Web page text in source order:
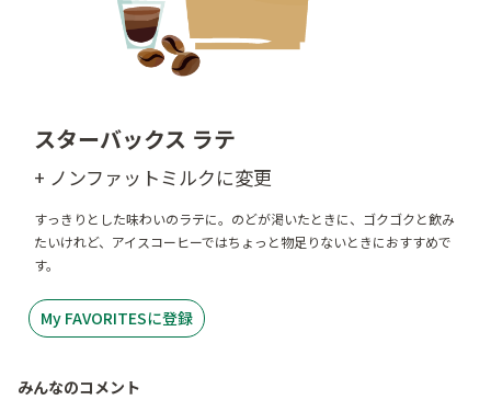
スターバックス ラテ
+ ノンファットミルクに変更
すっきりとした味わいのラテに。のどが渇いたときに、ゴクゴクと飲み
たいけれど、アイスコーヒーではちょっと物足りないときにおすすめで
す。
My FAVORITESに登録
みんなのコメント